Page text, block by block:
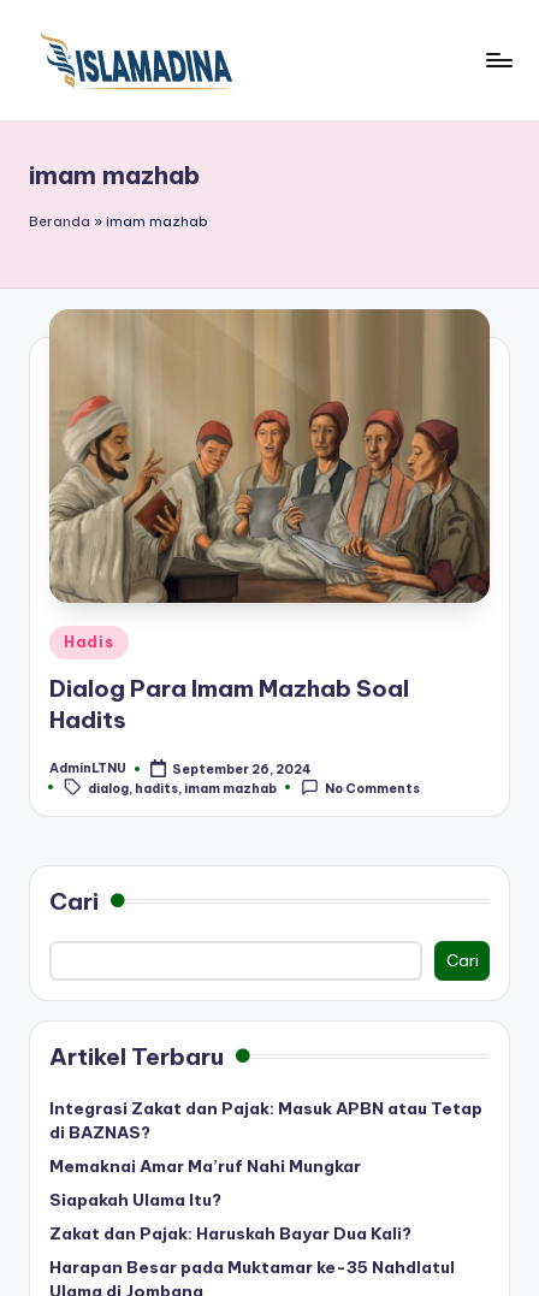
imam mazhab
Beranda » imam mazhab
Posted
in
Hadis
Dialog Para Imam Mazhab Soal
Hadits
Posted
by
AdminLTNU September 26, 2024
Tags:
dialog hadits imam mazhab No Comments
Cari
Cari
Artikel Terbaru
Integrasi Zakat dan Pajak: Masuk APBN atau Tetap
di BAZNAS?
Memaknai Amar Ma’ruf Nahi Mungkar
Siapakah Ulama Itu?
Zakat dan Pajak: Haruskah Bayar Dua Kali?
Harapan Besar pada Muktamar ke-35 Nahdlatul
Ulama di Jombang